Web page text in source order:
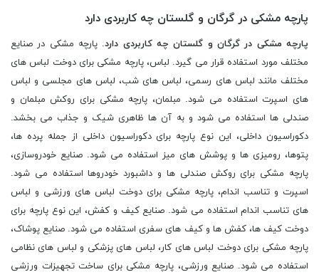
پارچه مشکی در گرگان و گلستان چه کاربردی دارد
پارچه مشکی در گرگان و گلستان چه کاربردی دارد. پارچه مشکی در صنایع
مختلف مورد استفاده قرار می گیرد. لباس، پارچه مشکی برای دوخت لباس های
مختلف مانند لباس های رسمی، لباس های شب، لباس های مجلسی و لباس
های اسپرت استفاده می شود. مبلمان، پارچه مشکی برای روکش مبلمان و
صندلی ها استفاده می شود و به آن ها ظاهری شیک و جذاب می بخشد.
دکوراسیون داخلی، این نوع پارچه برای دکوراسیون داخلی از جمله پرده ها،
پتوها، رومیزی ها و پوشش های میز استفاده می شود. صنایع خودروسازی،
پارچه مشکی برای روکش صندلی ها و داشبورد خودروها استفاده می شود.
اسپرت و تناسب اندام، پارچه مشکی برای دوخت لباس های ورزشی و لباس
های تناسب اندام استفاده می شود. صنایع کیف و کفش، این نوع پارچه برای
دوخت کیف ها، کفش ها و کیف های سفری استفاده می شود. صنایع پوشاک،
پارچه مشکی برای دوخت لباس های کار، لباس های پزشکی و لباس های نظامی
استفاده می شود. صنایع ورزشی، پارچه مشکی برای ساخت تجهیزات ورزشی